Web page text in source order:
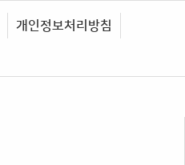
개인정보처리방침